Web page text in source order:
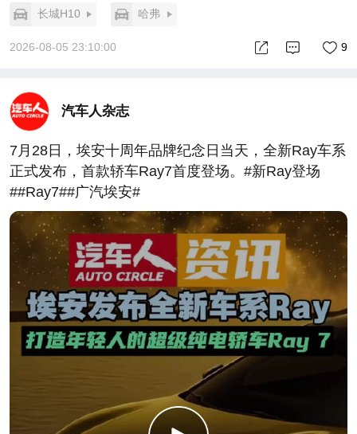
长城H10 哈弗
2026-08-05 23:10:00 9
汽车人杂志
7月28日，埃安十周年品牌纪念日当天，全新Ray车系
正式发布，首款轿车Ray7首度登场。#新Ray登场
##Ray7##广汽埃安#